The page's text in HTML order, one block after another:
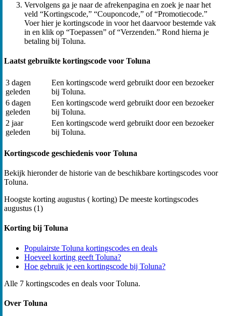
Vervolgens ga je naar de afrekenpagina en zoek je naar het
veld “Kortingscode,” “Couponcode,” of “Promotiecode.”
Voer hier je kortingscode in voor het daarvoor bestemde vak
in en klik op “Toepassen” of “Verzenden.” Rond hierna je
betaling bij Toluna.
Laatst gebruikte kortingscode voor Toluna
3 dagen
geleden
Een kortingscode werd gebruikt door een bezoeker
bij Toluna.
6 dagen
geleden
Een kortingscode werd gebruikt door een bezoeker
bij Toluna.
2 jaar
geleden
Een kortingscode werd gebruikt door een bezoeker
bij Toluna.
Kortingscode geschiedenis voor Toluna
Bekijk hieronder de historie van de beschikbare kortingscodes voor
Toluna.
Hoogste korting augustus ( korting) De meeste kortingscodes
augustus (1)
Korting bij Toluna
Populairste Toluna kortingscodes en deals
Hoeveel korting geeft Toluna?
Hoe gebruik je een kortingscode bij Toluna?
Alle 7 kortingscodes en deals voor Toluna.
Over Toluna